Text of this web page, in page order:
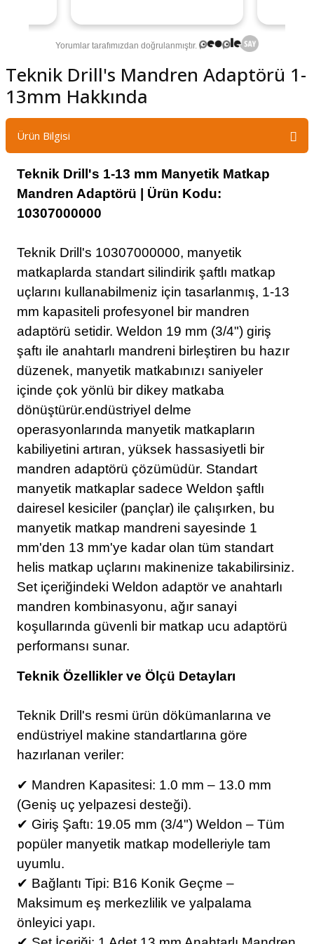
Teknik Drill's Mandren Adaptörü 1-
13mm Hakkında
Ürün Bilgisi
Teknik Drill's 1-13 mm Manyetik Matkap
Mandren Adaptörü | Ürün Kodu:
10307000000
Teknik Drill's 10307000000, manyetik
matkaplarda standart silindirik şaftlı matkap
uçlarını kullanabilmeniz için tasarlanmış, 1-13
mm kapasiteli profesyonel bir mandren
adaptörü setidir. Weldon 19 mm (3/4") giriş
şaftı ile anahtarlı mandreni birleştiren bu hazır
düzenek, manyetik matkabınızı saniyeler
içinde çok yönlü bir dikey matkaba
dönüştürür.endüstriyel delme
operasyonlarında manyetik matkapların
kabiliyetini artıran, yüksek hassasiyetli bir
mandren adaptörü çözümüdür. Standart
manyetik matkaplar sadece Weldon şaftlı
dairesel kesiciler (pançlar) ile çalışırken, bu
manyetik matkap mandreni sayesinde 1
mm'den 13 mm'ye kadar olan tüm standart
helis matkap uçlarını makinenize takabilirsiniz.
Set içeriğindeki Weldon adaptör ve anahtarlı
mandren kombinasyonu, ağır sanayi
koşullarında güvenli bir matkap ucu adaptörü
performansı sunar.
Teknik Özellikler ve Ölçü Detayları
Teknik Drill's resmi ürün dökümanlarına ve
endüstriyel makine standartlarına göre
hazırlanan veriler:
✔ Mandren Kapasitesi: 1.0 mm – 13.0 mm
(Geniş uç yelpazesi desteği).
✔ Giriş Şaftı: 19.05 mm (3/4") Weldon – Tüm
popüler manyetik matkap modelleriyle tam
uyumlu.
✔ Bağlantı Tipi: B16 Konik Geçme –
Maksimum eş merkezlilik ve yalpalama
önleyici yapı.